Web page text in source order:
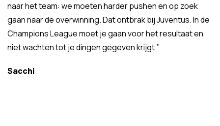
naar het team: we moeten harder pushen en op zoek
gaan naar de overwinning. Dat ontbrak bij Juventus. In de
Champions League moet je gaan voor het resultaat en
niet wachten tot je dingen gegeven krijgt.’’
Sacchi